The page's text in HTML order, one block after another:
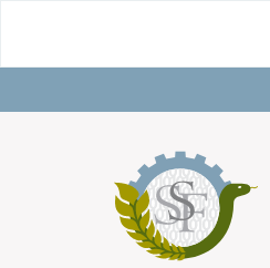
innehåll